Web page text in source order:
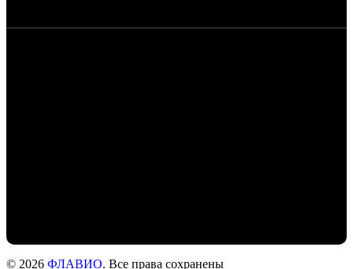
© 2026 ФЛАВИО. Все права сохранены